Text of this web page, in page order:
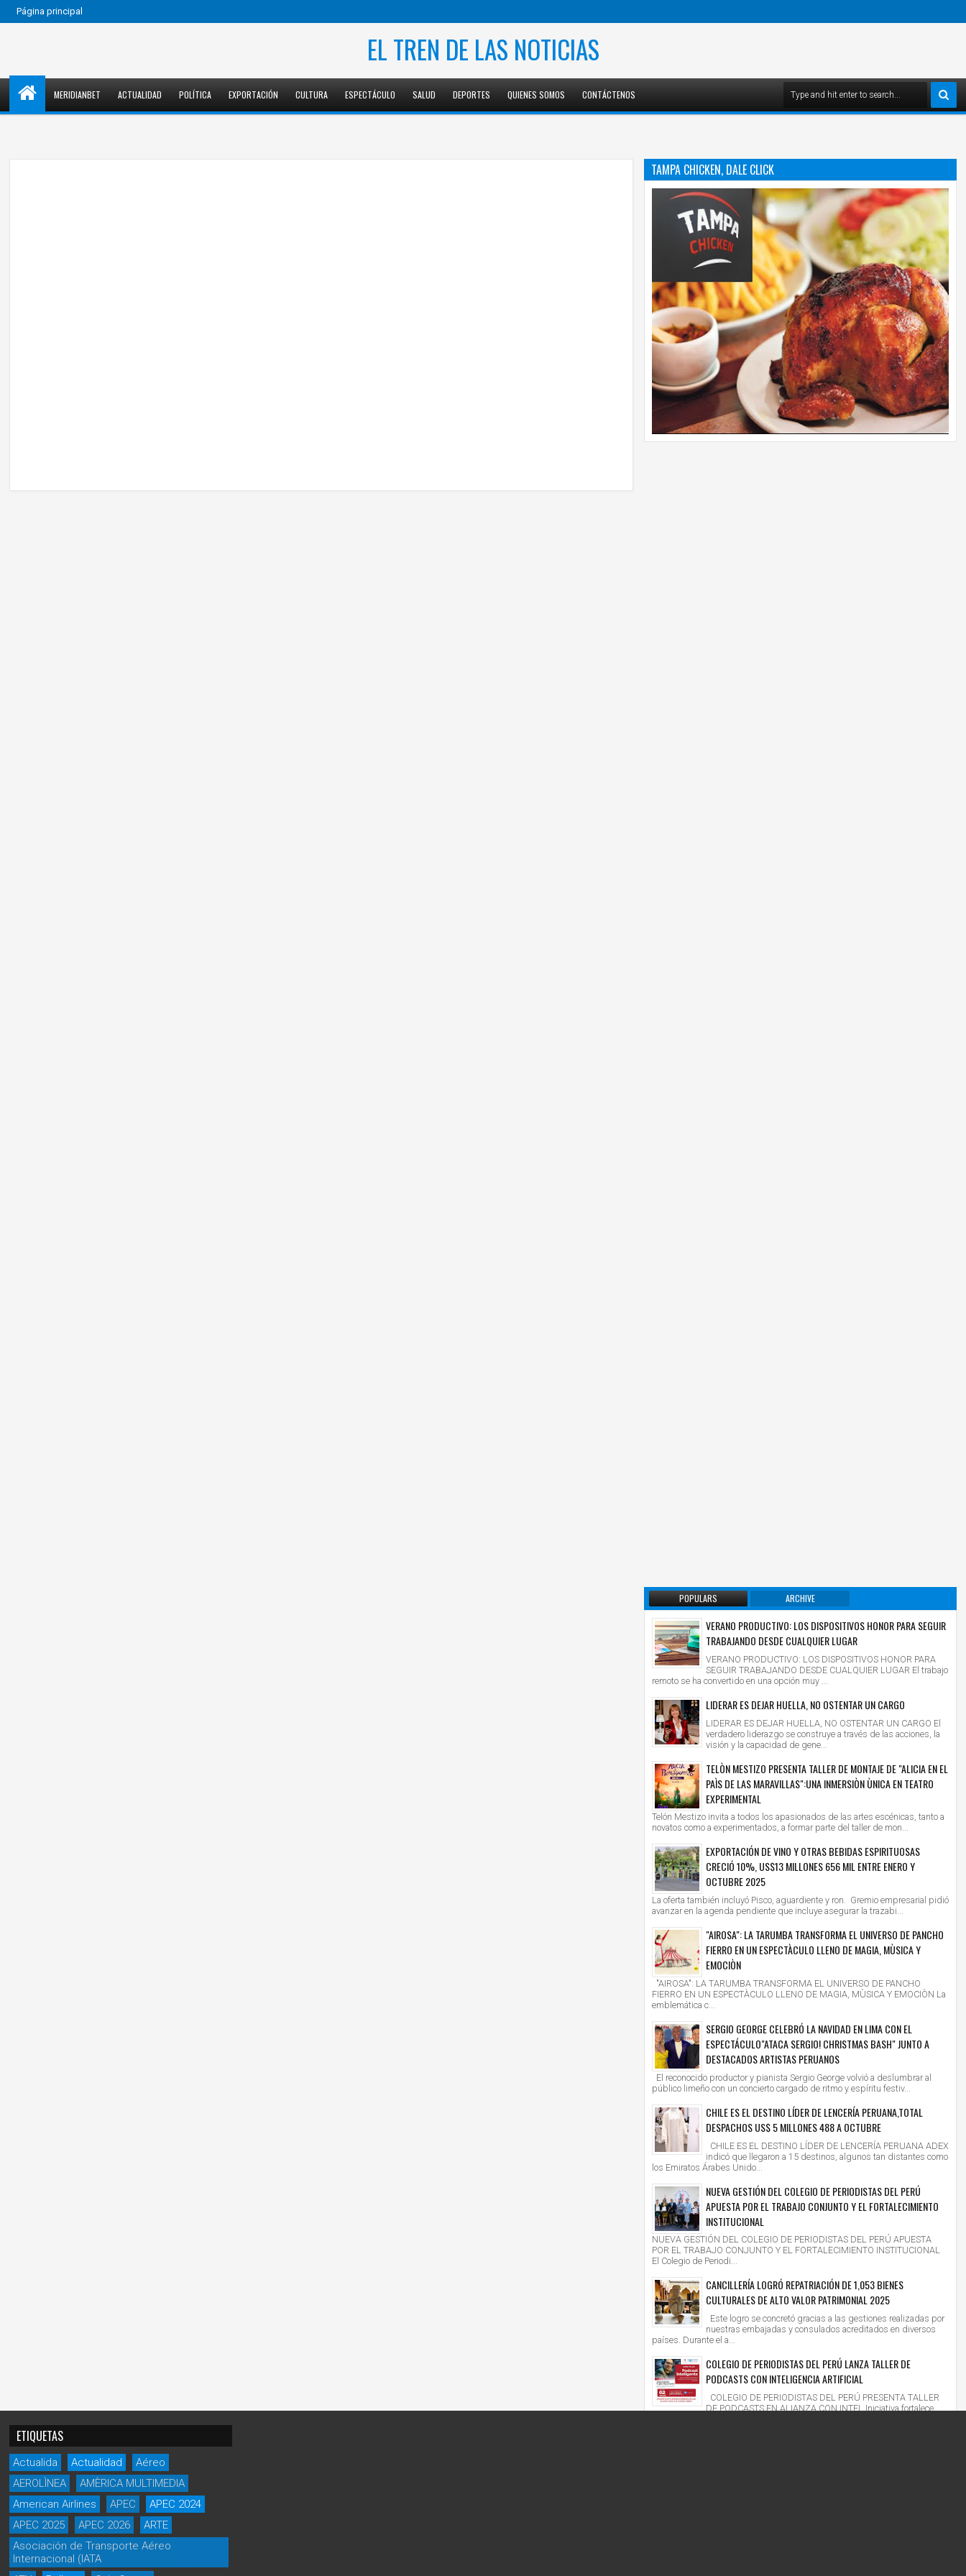
Página principal
EL TREN DE LAS NOTICIAS
MERIDIANBET ACTUALIDAD POLÍTICA EXPORTACIÓN CULTURA ESPECTÁCULO SALUD DEPORTES QUIENES SOMOS CONTÁCTENOS
TAMPA CHICKEN, DALE CLICK
POPULARS ARCHIVE
VERANO PRODUCTIVO: LOS DISPOSITIVOS HONOR PARA SEGUIR
TRABAJANDO DESDE CUALQUIER LUGAR
VERANO PRODUCTIVO: LOS DISPOSITIVOS HONOR PARA
SEGUIR TRABAJANDO DESDE CUALQUIER LUGAR El trabajo
remoto se ha convertido en una opción muy ...
LIDERAR ES DEJAR HUELLA, NO OSTENTAR UN CARGO
LIDERAR ES DEJAR HUELLA, NO OSTENTAR UN CARGO El
verdadero liderazgo se construye a través de las acciones, la
visión y la capacidad de gene...
TELÒN MESTIZO PRESENTA TALLER DE MONTAJE DE "ALICIA EN EL
PAÌS DE LAS MARAVILLAS":UNA INMERSIÒN ÙNICA EN TEATRO
EXPERIMENTAL
Telón Mestizo invita a todos los apasionados de las artes escénicas, tanto a
novatos como a experimentados, a formar parte del taller de mon...
EXPORTACIÓN DE VINO Y OTRAS BEBIDAS ESPIRITUOSAS
CRECIÓ 10%, US$13 MILLONES 656 MIL ENTRE ENERO Y
OCTUBRE 2025
La oferta también incluyó Pisco, aguardiente y ron. Gremio empresarial pidió
avanzar en la agenda pendiente que incluye asegurar la trazabi...
"AIROSA": LA TARUMBA TRANSFORMA EL UNIVERSO DE PANCHO
FIERRO EN UN ESPECTÀCULO LLENO DE MAGIA, MÙSICA Y
EMOCIÒN
"AIROSA": LA TARUMBA TRANSFORMA EL UNIVERSO DE PANCHO
FIERRO EN UN ESPECTÀCULO LLENO DE MAGIA, MÙSICA Y EMOCIÒN La
emblemática c...
SERGIO GEORGE CELEBRÓ LA NAVIDAD EN LIMA CON EL
ESPECTÁCULO"ATACA SERGIO! CHRISTMAS BASH" JUNTO A
DESTACADOS ARTISTAS PERUANOS
El reconocido productor y pianista Sergio George volvió a deslumbrar al
público limeño con un concierto cargado de ritmo y espíritu festiv...
CHILE ES EL DESTINO LÍDER DE LENCERÍA PERUANA,TOTAL
DESPACHOS US$ 5 MILLONES 488 A OCTUBRE
CHILE ES EL DESTINO LÍDER DE LENCERÍA PERUANA ADEX
indicó que llegaron a 15 destinos, algunos tan distantes como
los Emiratos Árabes Unido...
NUEVA GESTIÓN DEL COLEGIO DE PERIODISTAS DEL PERÚ
APUESTA POR EL TRABAJO CONJUNTO Y EL FORTALECIMIENTO
INSTITUCIONAL
NUEVA GESTIÓN DEL COLEGIO DE PERIODISTAS DEL PERÚ APUESTA
POR EL TRABAJO CONJUNTO Y EL FORTALECIMIENTO INSTITUCIONAL
El Colegio de Periodi...
CANCILLERÍA LOGRÓ REPATRIACIÓN DE 1,053 BIENES
CULTURALES DE ALTO VALOR PATRIMONIAL 2025
Este logro se concretó gracias a las gestiones realizadas por
nuestras embajadas y consulados acreditados en diversos
países. Durante el a...
COLEGIO DE PERIODISTAS DEL PERÚ LANZA TALLER DE
PODCASTS CON INTELIGENCIA ARTIFICIAL
COLEGIO DE PERIODISTAS DEL PERÚ PRESENTA TALLER
DE PODCASTS EN ALIANZA CON INTEL Iniciativa fortalece
ETIQUETAS
Actualida Actualidad
Aéreo
AEROLÌNEA
AMÈRICA MULTIMEDIA
American Airlines
APEC
APEC 2024
APEC 2025
APEC 2026
ARTE
Asociación de Transporte Aéreo
Internacional (IATA